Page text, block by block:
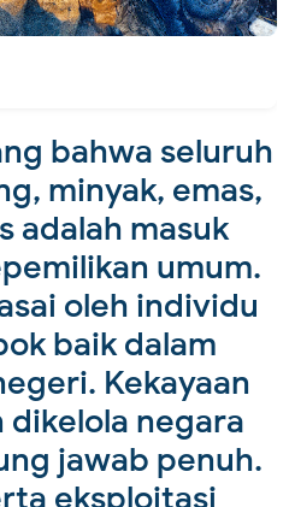
bahwa seluruh
minyak, emas,
adalah masuk
umum.
oleh individu
baik dalam
Kekayaan
negara
jawab penuh.